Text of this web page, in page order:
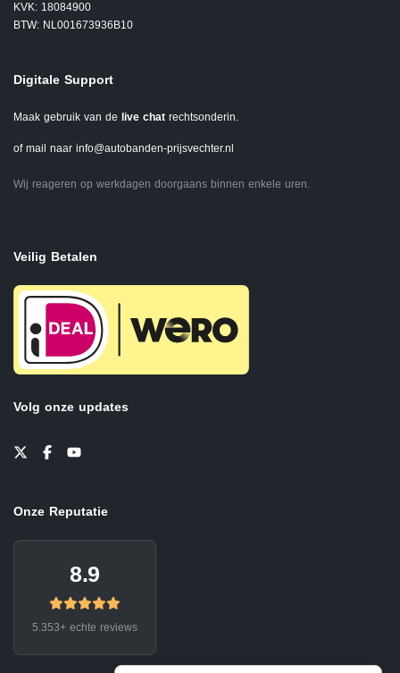
KVK: 18084900
BTW: NL001673936B10
Digitale Support
Maak gebruik van de live chat rechtsonderin.
of mail naar info@autobanden-prijsvechter.nl
Wij reageren op werkdagen doorgaans binnen enkele uren.
Veilig Betalen
Volg onze updates
Onze Reputatie
8.9
5.353+ echte reviews